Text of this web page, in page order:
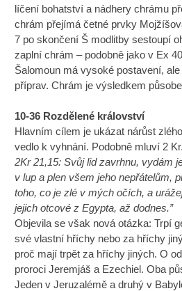
líčení bohatství a nádhery chrámu
chrám přejímá četné prvky
7 po skončení Š modlitby sestoupí
zaplní chrám – podobně jako v Ex
Šalomoun má vysoké postavení,
příprav. Chrám je výsledkem
10-36 Rozdělené království
Hlavním cílem je ukázat nárůst
vedlo k vyhnání. Podobně mluví 2 Kr.
2Kr 21,15: Svůj lid zavrhnu, vydám
v lup a plen všem jeho nepřátelům,
toho, co je zlé v mých očích, a
jejich otcové z Egypta, až dodnes.”
Objevila se však nová otázka: Trpí
své vlastní hříchy nebo za hříchy
proč mají trpět za hříchy jiných. O
proroci Jeremjáš a Ezechiel. Oba
Jeden v Jeruzalémě a druhý v